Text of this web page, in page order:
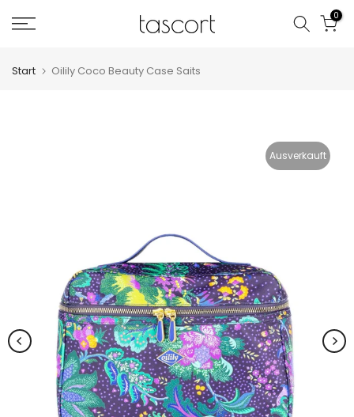
Zum
springen
0
Start Oilily Coco Beauty Case Saits
Ausverkauft